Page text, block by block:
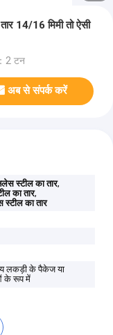
14/16 मिमी तो ऐसी
2 टन
अब से संपर्क करें
स्टील का तार,
का तार,
का तार
लकड़ी के पैकेज या
के रूप में